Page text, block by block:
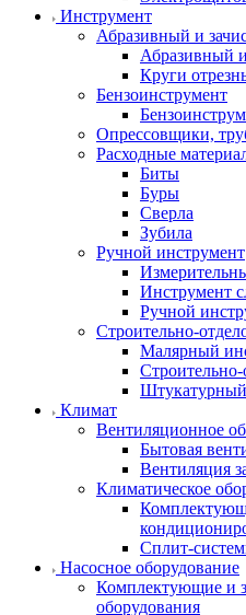
Инструмент
Абразивный и
Абразивный
Круги
Бензоинструмент
Опрессовщики,
Расходные
Биты
Буры
Сверла
Зубила
Ручной инструмент
Инструмент
Ручной
Строительно-
Малярный
Климат
Вентиляционное
Бытовая
Вентиляция
Климатическое
Сплит-
Насосное оборудование
Комплектующие и
оборудования